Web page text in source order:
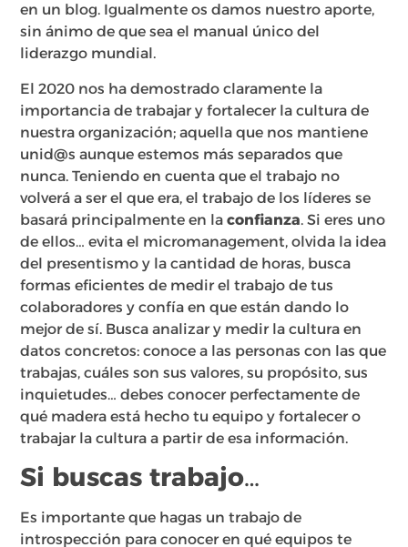
en un blog. Igualmente os damos nuestro aporte,
sin ánimo de que sea el manual único del
liderazgo mundial.
El 2020 nos ha demostrado claramente la
importancia de trabajar y fortalecer la cultura de
nuestra organización; aquella que nos mantiene
unid@s aunque estemos más separados que
nunca. Teniendo en cuenta que el trabajo no
volverá a ser el que era, el trabajo de los líderes se
basará principalmente en laconfianza. Si eres uno
de ellos… evita el micromanagement, olvida la idea
del presentismo y la cantidad de horas, busca
formas eficientes de medir el trabajo de tus
colaboradores y confía en que están dando lo
mejor de sí. Busca analizar y medir la cultura en
datos concretos: conoce a las personas con las que
trabajas, cuáles son sus valores, su propósito, sus
inquietudes… debes conocer perfectamente de
qué madera está hecho tu equipo y fortalecer o
trabajar la cultura a partir de esa información.
Si buscas trabajo…
Es importante que hagas un trabajo de
introspección para conocer en qué equipos te